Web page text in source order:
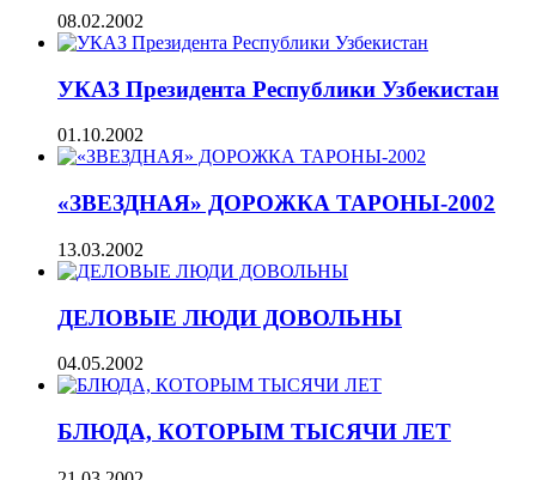
08.02.2002
УКАЗ Президента Республики Узбекистан
01.10.2002
«ЗВЕЗДНАЯ» ДОРОЖКА ТАРОНЫ-2002
13.03.2002
ДЕЛОВЫЕ ЛЮДИ ДОВОЛЬНЫ
04.05.2002
БЛЮДА, КОТОРЫМ ТЫСЯЧИ ЛЕТ